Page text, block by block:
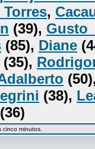
,
(39), Gusto_
(85), Diane
(35),
(38),
(36)
minutos.